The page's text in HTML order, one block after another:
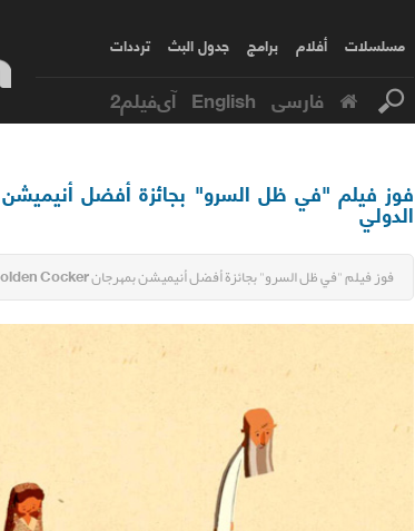
مسلسلات أفلام برامج جدول البث ترددات
فارسی English آی‌فیلم2
الدولي
فوز فيلم "في ظل السرو" بجائزة أفضل أنيميشن بمهرجان Golden Cocker الدولي..